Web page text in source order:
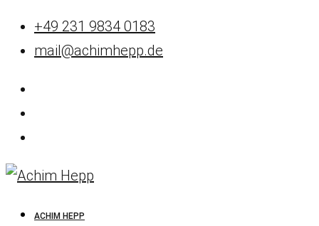
+49 231 9834 0183
mail@achimhepp.de
ACHIM HEPP